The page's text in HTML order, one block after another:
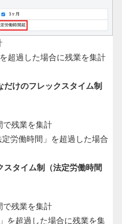
超過した場合に残業を集計
けのフレックスタイム制
残業を集計
労働時間」を超過した場合
タイム制（法定労働時間
残業を集計
を超過した場合に残業を集